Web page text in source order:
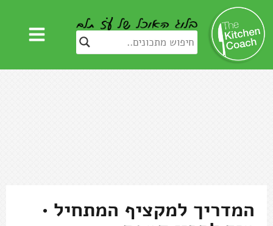
המדריך למקציף המתחיל •